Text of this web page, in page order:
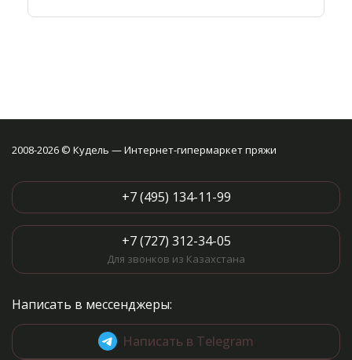
2008-2026 © Кудель — Интернет-гипермаркет пряжи
+7 (495) 134-11-99
+7 (727) 312-34-05
Для звонков из Казахстана
Написать в мессенджеры:
Написать в Telegram